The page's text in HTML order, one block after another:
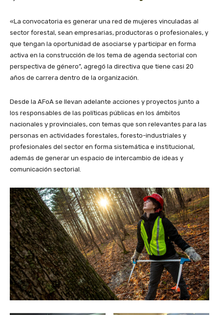
«La convocatoria es generar una red de mujeres vinculadas al
sector forestal, sean empresarias, productoras o profesionales, y
que tengan la oportunidad de asociarse y participar en forma
activa en la construcción de los tema de agenda sectorial con
perspectiva de género”, agregó la directiva que tiene casi 20
años de carrera dentro de la organización.
Desde la AFoA se llevan adelante acciones y proyectos junto a
los responsables de las políticas públicas en los ámbitos
nacionales y provinciales, con temas que son relevantes para las
personas en actividades forestales, foresto-industriales y
profesionales del sector en forma sistemática e institucional,
además de generar un espacio de intercambio de ideas y
comunicación sectorial.